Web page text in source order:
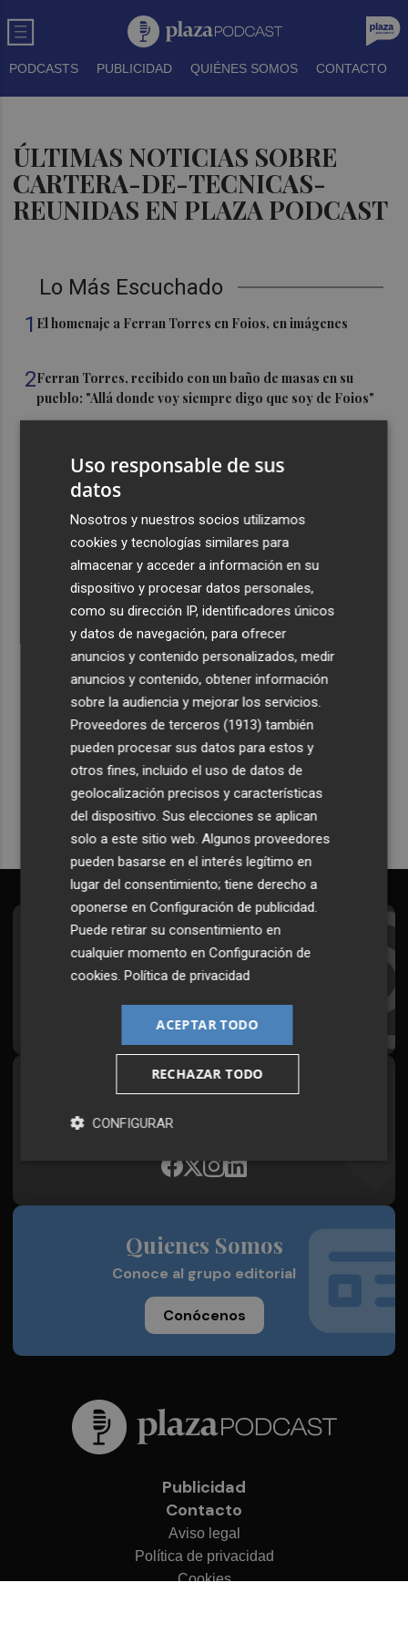
PODCASTS PUBLICIDAD QUIÉNES SOMOS CONTACTO
ÚLTIMAS NOTICIAS SOBRE
CARTERA-DE-TECNICAS-
REUNIDAS EN PLAZA PODCAST
Lo Más Escuchado
1 El homenaje a Ferran Torres en Foios, en imágenes
2Ferran Torres, recibido con un baño de masas en su
pueblo: "Allá donde voy siempre digo que soy de Foios"
Las '200 vidas' que llevaron a Paco Rabal de Águilas a la
del actor
Mario Domínguez, a un paso del Excelsior Róterdam de
la Eredivisie
Recibe toda la actualidad de
Plaza Podcast en tu correo
Quiero suscribirme
Suscríbete al Boletín
Todos los días a primera hora en tu email
Síguenos en redes
Plaza Podcast, desde cualquier medio
Quienes Somos
Conoce al grupo editorial
Conócenos
Publicidad
Contacto
Aviso legal
Política de privacidad
Cookies
Uso responsable de sus
datos
Nosotros y nuestros socios utilizamos
cookies y tecnologías similares para
almacenar y acceder a información en su
dispositivo y procesar datos personales,
como su dirección IP, identificadores únicos
y datos de navegación, para ofrecer
anuncios y contenido personalizados, medir
anuncios y contenido, obtener información
sobre la audiencia y mejorar los servicios.
Proveedores de terceros (1913) también
pueden procesar sus datos para estos y
otros fines, incluido el uso de datos de
geolocalización precisos y características
del dispositivo. Sus elecciones se aplican
solo a este sitio web. Algunos proveedores
pueden basarse en el interés legítimo en
lugar del consentimiento; tiene derecho a
oponerse enConfiguración de publicidad.
Puede retirar su consentimiento en
cualquier momento enConfiguración de
cookies.Política de privacidad
ACEPTAR TODO
RECHAZAR TODO
CONFIGURAR